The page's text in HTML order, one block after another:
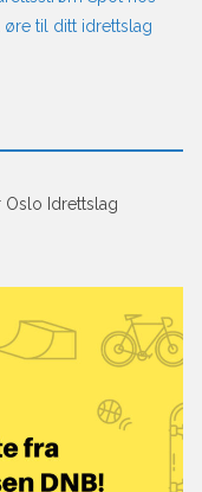
øre til ditt idrettslag
Oslo Idrettslag